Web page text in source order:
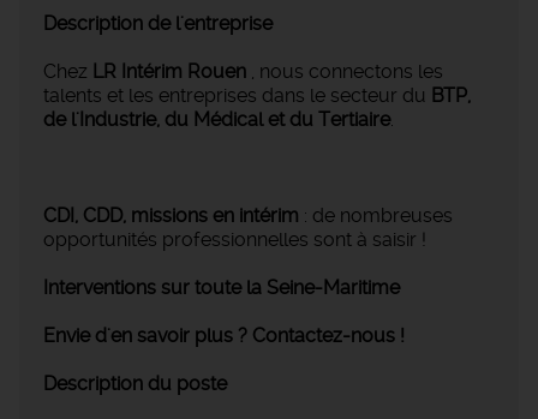
Description de l'entreprise
Chez LR Intérim Rouen , nous connectons les
talents et les entreprises dans le secteur du BTP,
de l'Industrie, du Médical et du Tertiaire.
CDI, CDD, missions en intérim : de nombreuses
opportunités professionnelles sont à saisir !
Interventions sur toute la Seine-Maritime
Envie d'en savoir plus ? Contactez-nous !
Description du poste